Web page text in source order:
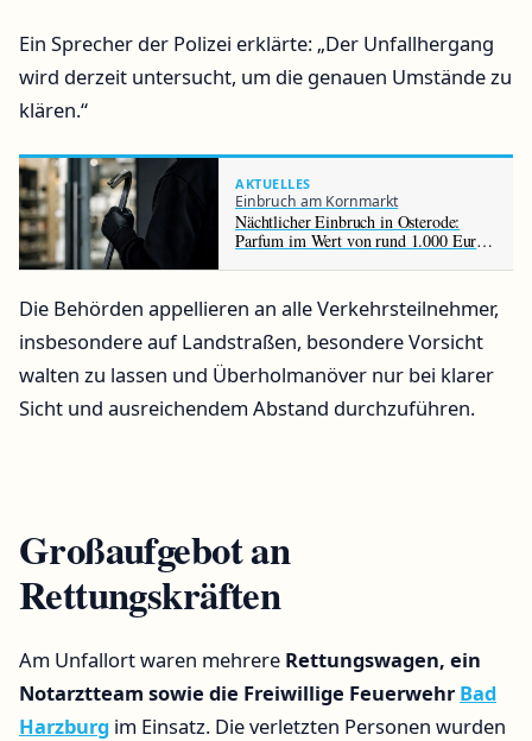
Ein Sprecher der Polizei erklärte: „Der Unfallhergang
wird derzeit untersucht, um die genauen Umstände zu
klären.“
AKTUELLES
Einbruch am Kornmarkt
Nächtlicher Einbruch in Osterode:
Parfum im Wert von rund 1.000 Euro
Die Behörden appellieren an alle Verkehrsteilnehmer,
insbesondere auf Landstraßen, besondere Vorsicht
walten zu lassen und Überholmanöver nur bei klarer
Sicht und ausreichendem Abstand durchzuführen.
Großaufgebot an
Rettungskräften
Am Unfallort waren mehrere Rettungswagen, ein
Notarztteam sowie die Freiwillige Feuerwehr Bad
Harzburg im Einsatz. Die verletzten Personen wurden